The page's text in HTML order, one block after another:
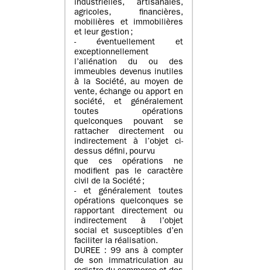
industrielles, artisanales,
agricoles, financières,
mobilières et immobilières
et leur gestion ;
- éventuellement et
exceptionnellement
l’aliénation du ou des
immeubles devenus inutiles
à la Société, au moyen de
vente, échange ou apport en
société, et généralement
toutes opérations
quelconques pouvant se
rattacher directement ou
indirectement à l’objet ci-
dessus défini, pourvu
que ces opérations ne
modifient pas le caractère
civil de la Société ;
- et généralement toutes
opérations quelconques se
rapportant directement ou
indirectement à l’objet
social et susceptibles d’en
faciliter la réalisation.
DUREE : 99 ans à compter
de son immatriculation au